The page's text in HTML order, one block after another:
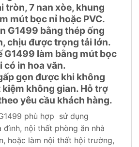
tròn, 7 nan xòe, khung
mút bọc nỉ hoặc PVC.
G1499 bằng thép ống
chịu được trọng tải lớn.
G1499 làm bằng mút bọc
có in hoa văn.
gọn được khi không
không gian. Hỗ trợ
yêu cầu khách hàng.
phù hợp sử dụng
đình, nội thất phòng ăn nhà
hoặc làm nội thất hội trường,